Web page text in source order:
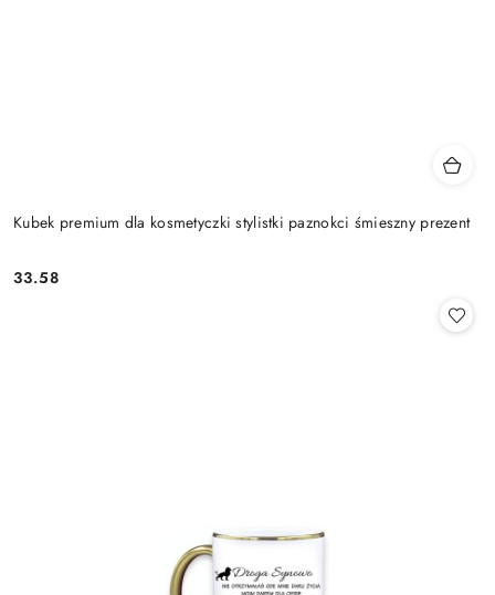
Kubek premium dla kosmetyczki stylistki paznokci śmieszny prezent
Cena:
33.58